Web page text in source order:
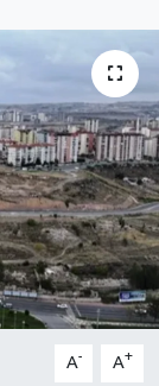
A- A+